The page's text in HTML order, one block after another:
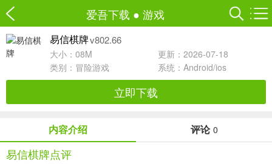
爱吾下载 ● 游戏
易信棋牌v802.66
大小：08M
更新：2026-07-18
类别： 冒险游戏 系统：Android/ios
立即下载
内容介绍 评论 0
易信棋牌点评